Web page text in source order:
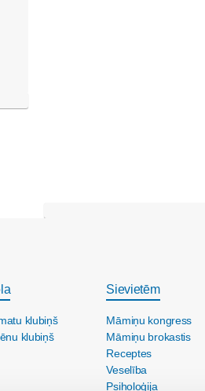
klubiņš
klubiņš
Sievietēm
Māmiņu kongress
Māmiņu brokastis
Receptes
Veselība
Psiholoģija